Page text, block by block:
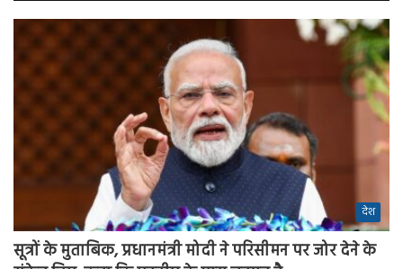
देश
सूत्रों के मुताबिक, प्रधानमंत्री मोदी ने परिसीमन पर जोर देने के